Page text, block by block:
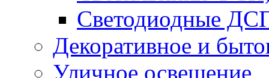
Светодиодные
Декоративное и
Уличное освещение